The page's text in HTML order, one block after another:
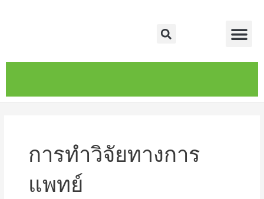
Search
การทำวิจัยทางการ
แพทย์